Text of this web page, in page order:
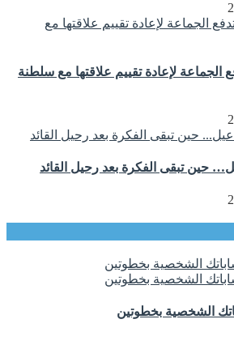
الجماعة لإعادة تقييم علاقتها مع سلطنة
حين تبقى الفكرة بعد رحيل القائد
الشخصية بخطوتين